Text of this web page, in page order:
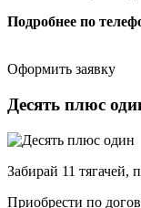
Подробнее по
Оформить заявку
Десять плюс
Забирай 11 тягачей,
Приобрести по